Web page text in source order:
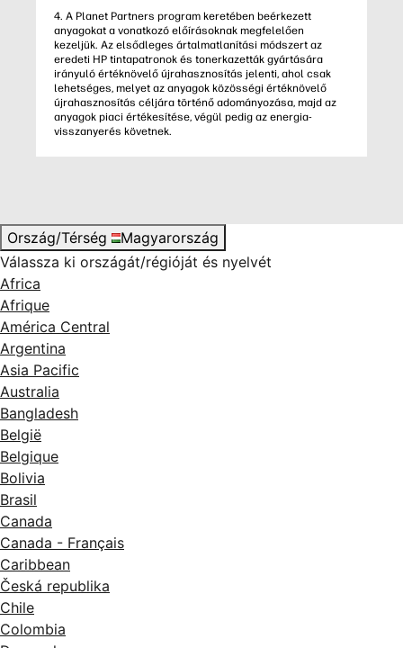
4. A Planet Partners program keretében beérkezett
anyagokat a vonatkozó előírásoknak megfelelően
kezeljük. Az elsődleges ártalmatlanítási módszert az
eredeti HP tintapatronok és tonerkazetták gyártására
irányuló értéknövelő újrahasznosítás jelenti, ahol csak
lehetséges, melyet az anyagok közösségi értéknövelő
újrahasznosítás céljára történő adományozása, majd az
anyagok piaci értékesítése, végül pedig az energia-
visszanyerés követnek.
Ország/Térség
Magyarország
Válassza ki országát/régióját és nyelvét
Africa
Afrique
América Central
Argentina
Asia Pacific
Australia
Bangladesh
België
Belgique
Bolivia
Brasil
Canada
Canada - Français
Caribbean
Česká republika
Chile
Colombia